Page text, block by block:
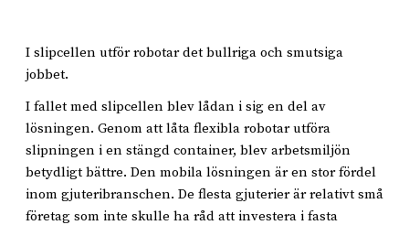
I slipcellen utför robotar det bullriga och smutsiga
jobbet.
I fallet med slipcellen blev lådan i sig en del av
lösningen. Genom att låta flexibla robotar utföra
slipningen i en stängd container, blev arbetsmiljön
betydligt bättre. Den mobila lösningen är en stor fördel
inom gjuteribranschen. De flesta gjuterier är relativt små
företag som inte skulle ha råd att investera i fasta